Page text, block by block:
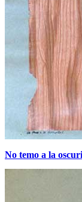
No temo a la